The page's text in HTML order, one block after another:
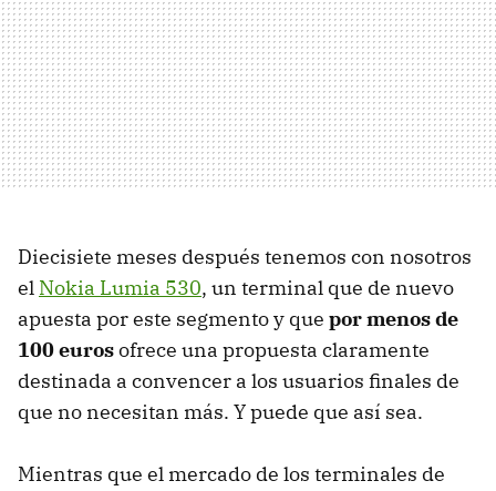
Diecisiete meses después tenemos con nosotros
el Nokia Lumia 530, un terminal que de nuevo
apuesta por este segmento y que por menos de
100 eurosofrece una propuesta claramente
destinada a convencer a los usuarios finales de
que no necesitan más. Y puede que así sea.
Mientras que el mercado de los terminales de